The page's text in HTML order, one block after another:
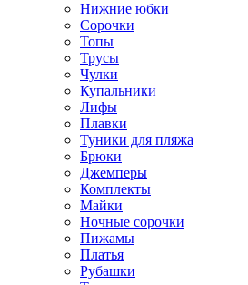
Нижние юбки
Сорочки
Топы
Трусы
Чулки
Купальники
Лифы
Плавки
Туники для пляжа
Брюки
Джемперы
Комплекты
Майки
Ночные сорочки
Пижамы
Платья
Рубашки